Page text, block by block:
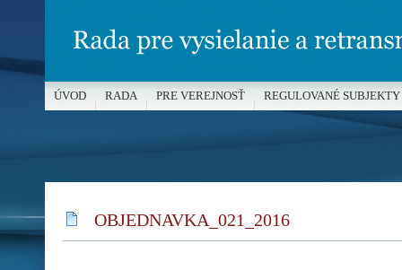
OBJEDNAVKA_021_2016
ÚVOD RADA PRE VEREJNOSŤ REGULOVANÉ SUBJEKTY